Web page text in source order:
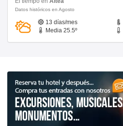
Datos históricos en Agosto
13 días/mes
Media 25.5º